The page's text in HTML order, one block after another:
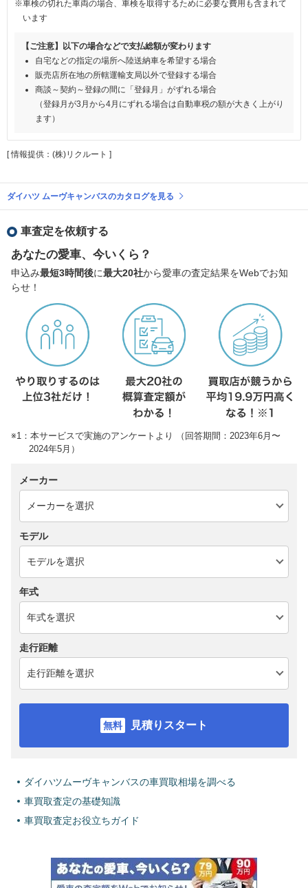
※車検の切れた車両の場合、車検を取得するために必要な費用も含まれて
います
【ご注意】以下の場合などで支払総額が変わります
自宅などの指定の場所へ陸送納車を希望する場合
販売店所在地の所轄運輸支局以外で登録する場合
商談～契約～登録の間に「登録月」がずれる場合
（登録月が3月から4月にずれる場合は自動車税の額が大きく上がり
ます）
[ 情報提供：(株)リクルート ]
ダイハツ ムーヴキャンバスのカタログを見る
車査定を依頼する
あなたの愛車、今いくら？
申込み最短3時間後に最大20社から愛車の査定結果をWebでお知
らせ！
※1：本サービスで実施のアンケートより （回答期間：2023年6月〜
2024年5月）
メーカー
モデル
年式
走行距離
見積りスタート
ダイハツムーヴキャンバスの車買取相場を調べる
車買取査定の基礎知識
車買取査定お役立ちガイド